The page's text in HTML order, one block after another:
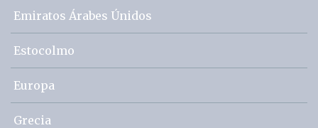
Emiratos Árabes Únidos
Estocolmo
Europa
Grecia